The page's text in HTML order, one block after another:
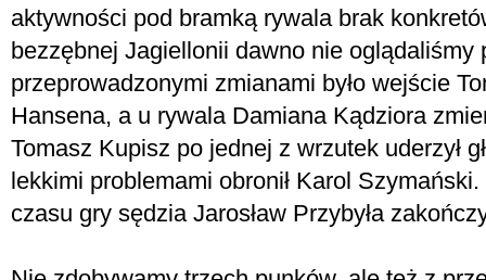
aktywności pod bramką rywala brak
bezzębnej Jagiellonii dawno nie oglądaliśmy
przeprowadzonymi zmianami było wejście
Hansena, a u rywala Damiana Kądziora
Tomasz Kupisz po jednej z wrzutek uderzył
lekkimi problemami obronił Karol
czasu gry sędzia Jarosław Przybyła